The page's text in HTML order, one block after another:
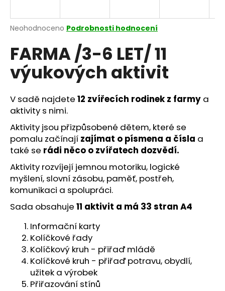
Průměrné
produktu
je
z
hvězdiček.
Neohodnoceno Podrobnosti hodnocení
FARMA /3-6 LET/ 11
výukových aktivit
V sadě najdete 12 zvířecích rodinek z farmy a
aktivity s nimi.
Aktivity jsou přizpůsobené dětem, které se
pomalu začínají zajímat o písmena a čísla a
také se rádi něco o zvířatech dozvědí.
Aktivity rozvíjejí jemnou motoriku, logické
myšlení, slovní zásobu, paměť, postřeh,
komunikaci a spolupráci.
Sada obsahuje 11 aktivit a má 33 stran A4
Informační karty
Kolíčkové řady
Kolíčkový kruh - přiřaď mládě
Kolíčkové kruh - přiřaď potravu, obydlí,
užitek a výrobek
Přiřazování stínů
j
t
?
D
o
p
o
r